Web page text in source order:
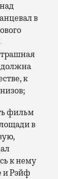
в
к
фильм
в
к нему
и Рэйф